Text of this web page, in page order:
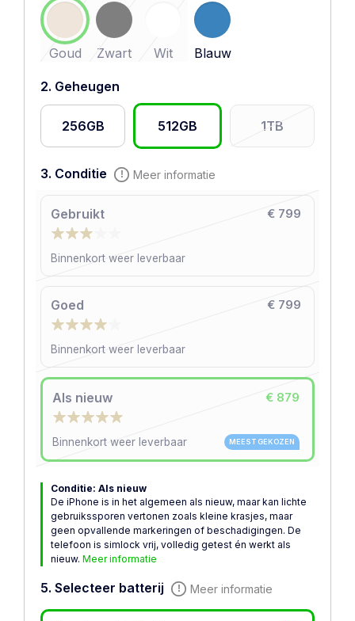
Goud Zwart Wit Blauw
2. Geheugen
256GB 512GB 1TB
3. Conditie Meer informatie
Gebruikt € 799
Binnenkort weer leverbaar
Goed € 799
Binnenkort weer leverbaar
Als nieuw
MEEST GEKOZEN
€ 879
Binnenkort weer leverbaar
Conditie: Als nieuw
De iPhone is in het algemeen als nieuw, maar kan lichte
gebruikssporen vertonen zoals kleine krasjes, maar
geen opvallende markeringen of beschadigingen. De
telefoon is simlock vrij, volledig getest én werkt als
nieuw. Meer informatie
5. Selecteer batterij Meer informatie